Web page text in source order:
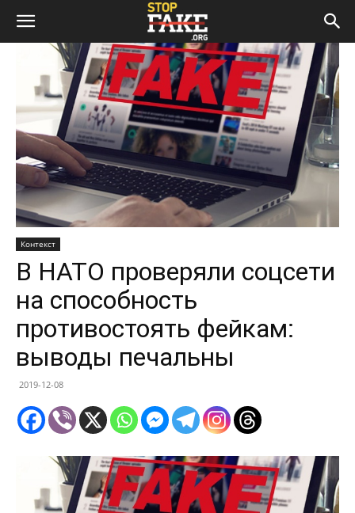
Контекст
В НАТО проверяли соцсети
на способность
противостоять фейкам:
выводы печальны
2019-12-08